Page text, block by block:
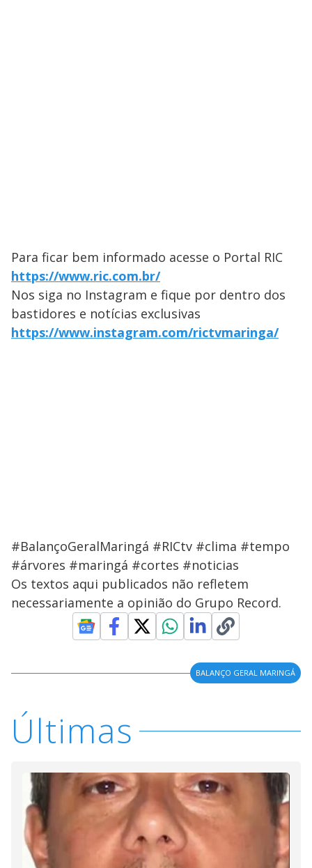
Para ficar bem informado acesse o Portal RIC
https://www.ric.com.br/
Nos siga no Instagram e fique por dentro dos
bastidores e notícias exclusivas
https://www.instagram.com/rictvmaringa/
#BalançoGeralMaringá #RICtv #clima #tempo
#árvores #maringá #cortes #noticias
Os textos aqui publicados não refletem
necessariamente a opinião do Grupo Record.
BALANÇO GERAL MARINGÁ
Últimas